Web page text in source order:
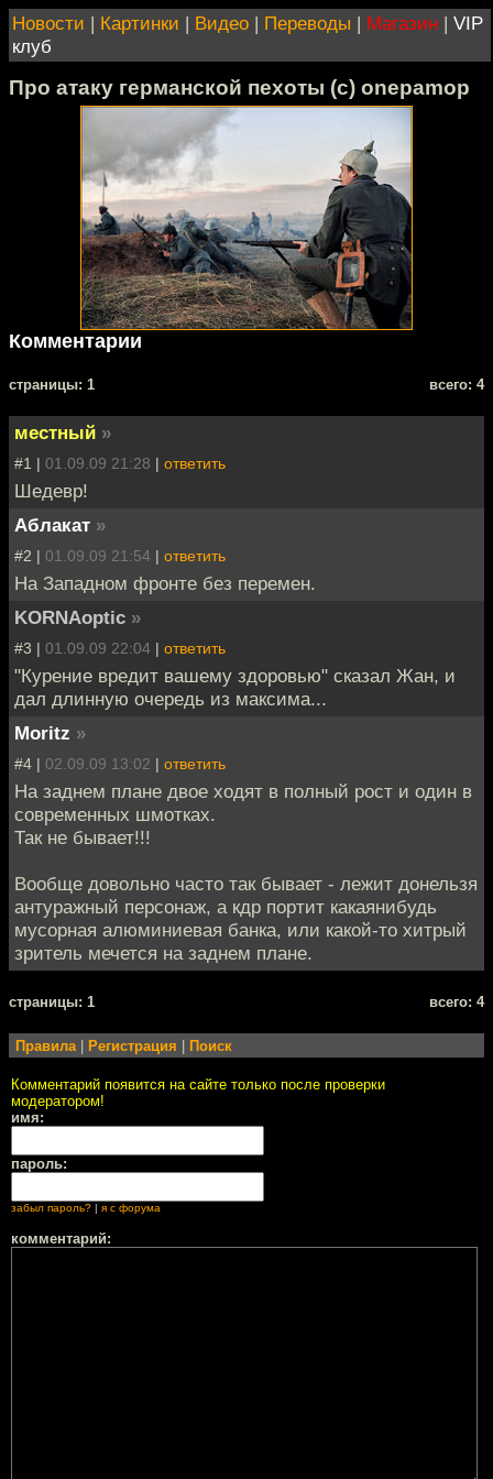
Новости | Картинки | Видео | Переводы | Магазин | VIP
клуб
Про атаку германской пехоты (с) onepamop
Комментарии
cтраницы: 1 всего: 4
местный »
#1 | 01.09.09 21:28 | ответить
Шедевр!
Аблакат »
#2 | 01.09.09 21:54 | ответить
На Западном фронте без перемен.
KORNAoptic »
#3 | 01.09.09 22:04 | ответить
"Курение вредит вашему здоровью" сказал Жан, и
дал длинную очередь из максима...
Moritz »
#4 | 02.09.09 13:02 | ответить
На заднем плане двое ходят в полный рост и один в
современных шмотках.
Так не бывает!!!
Вообще довольно часто так бывает - лежит донельзя
антуражный персонаж, а кдр портит какаянибудь
мусорная алюминиевая банка, или какой-то хитрый
зритель мечется на заднем плане.
cтраницы: 1 всего: 4
Правила| Регистрация Поиск
Комментарий появится на сайте только после проверки
модератором!
имя:
пароль:
забыл пароль? | я с форума
комментарий: